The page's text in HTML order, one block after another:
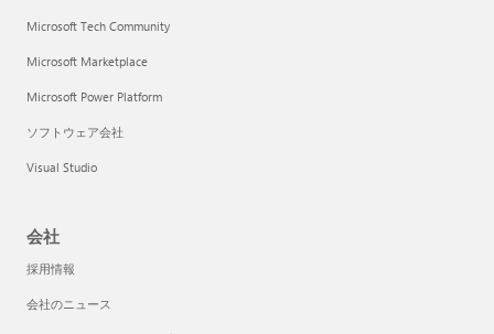
Microsoft Tech Community
Microsoft Marketplace
Microsoft Power Platform
ソフトウェア会社
Visual Studio
会社
採用情報
会社のニュース